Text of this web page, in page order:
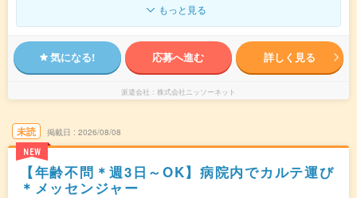
もっと見る
気になる! 応募へ進む 詳しく見る
派遣会社 株式会社ニッソーネット
未読
NEW
掲載日 2026/08/08
【年齢不問＊週3日～OK】病院内でカルテ運び
＊メッセンジャー